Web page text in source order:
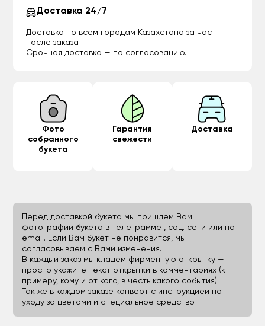
Доставка 24/7
Доставка по всем городам Казахстана за час
после заказа
Срочная доставка — по согласованию.
Фото
собранного
букета
Гарантия
свежести
Доставка
Перед доставкой букета мы пришлем Вам
фотографии букета в телеграмме , соц. сети или на
email. Если Вам букет не понравится, мы
согласовываем с Вами изменения.
В каждый заказ мы кладём фирменную открытку —
просто укажите текст открытки в комментариях (к
примеру, кому и от кого, в честь какого события).
Так же в каждом заказе конверт с инструкцией по
уходу за цветами и специальное средство.